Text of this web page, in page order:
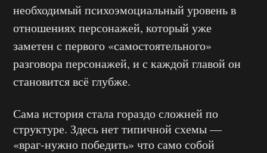
необходимый психоэмоциальный уровень в
отношениях персонажей, который уже
заметен с первого «самостоятельного»
разговора персонажей, и с каждой главой он
становится всё глубже.
Сама история стала гораздо сложней по
структуре. Здесь нет типичной схемы —
«враг-нужно победить» что само собой